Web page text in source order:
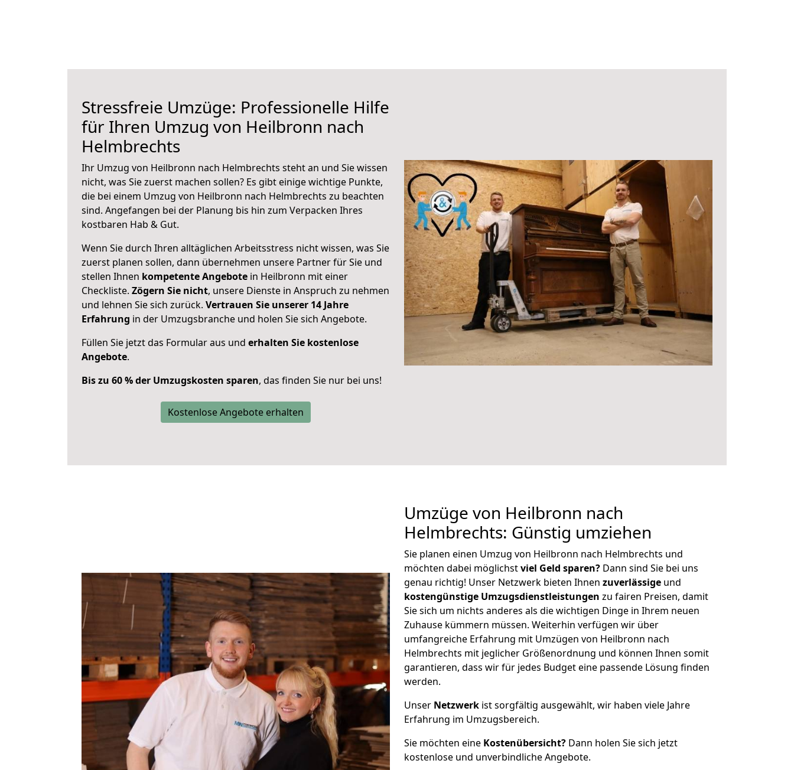
Stressfreie Umzüge: Professionelle Hilfe
für Ihren Umzug von Heilbronn nach
Helmbrechts
Ihr Umzug von Heilbronn nach Helmbrechts steht an und Sie wissen
nicht, was Sie zuerst machen sollen? Es gibt einige wichtige Punkte,
die bei einem Umzug von Heilbronn nach Helmbrechts zu beachten
sind. Angefangen bei der Planung bis hin zum Verpacken Ihres
kostbaren Hab & Gut.
Wenn Sie durch Ihren alltäglichen Arbeitsstress nicht wissen, was Sie
zuerst planen sollen, dann übernehmen unsere Partner für Sie und
stellen Ihnen kompetente Angebote in Heilbronn mit einer
Checkliste. Zögern Sie nicht, unsere Dienste in Anspruch zu nehmen
und lehnen Sie sich zurück. Vertrauen Sie unserer 14 Jahre
Erfahrung in der Umzugsbranche und holen Sie sich Angebote.
Füllen Sie jetzt das Formular aus und erhalten Sie kostenlose
Angebote.
Bis zu 60 % der Umzugskosten sparen, das finden Sie nur bei uns!
Kostenlose Angebote erhalten
Umzüge von Heilbronn nach
Helmbrechts: Günstig umziehen
Sie planen einen Umzug von Heilbronn nach Helmbrechts und
möchten dabei möglichstviel Geld sparen? Dann sind Sie bei uns
genau richtig! Unser Netzwerk bieten Ihnen zuverlässige und
kostengünstige Umzugsdienstleistungen zu fairen Preisen, damit
Sie sich um nichts anderes als die wichtigen Dinge in Ihrem neuen
Zuhause kümmern müssen. Weiterhin verfügen wir über
umfangreiche Erfahrung mit Umzügen von Heilbronn nach
Helmbrechts mit jeglicher Größenordnung und können Ihnen somit
garantieren, dass wir für jedes Budget eine passende Lösung finden
werden.
Unser Netzwerk ist sorgfältig ausgewählt, wir haben viele Jahre
Erfahrung im Umzugsbereich.
Sie möchten eine Kostenübersicht? Dann holen Sie sich jetzt
kostenlose und unverbindliche Angebote.